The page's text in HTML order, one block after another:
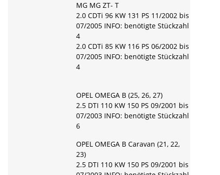
MG MG ZT- T
2.0 CDTi 96 KW 131 PS 11/2002 bis
07/2005 INFO: benötigte Stückzahl
4
2.0 CDTi 85 KW 116 PS 06/2002 bis
07/2005 INFO: benötigte Stückzahl
4
OPEL OMEGA B (25, 26, 27)
2.5 DTI 110 KW 150 PS 09/2001 bis
07/2003 INFO: benötigte Stückzahl
6
OPEL OMEGA B Caravan (21, 22,
23)
2.5 DTI 110 KW 150 PS 09/2001 bis